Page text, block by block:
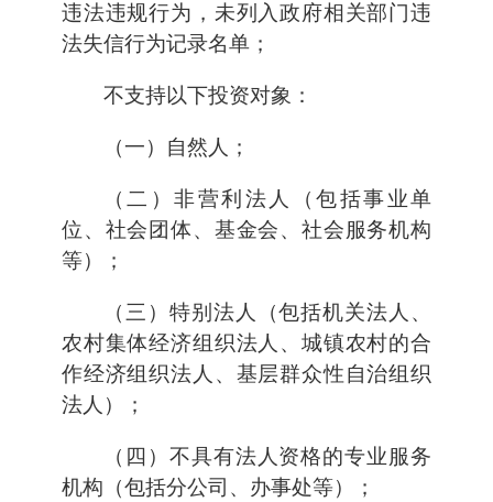
违法违规行为，未列入政府相关部门违
法失信行为记录名单；
不支持以下投资对象：
（一）自然人；
（二）非营利法人（包括事业单
位、社会团体、基金会、社会服务机构
等）；
（三）特别法人（包括机关法人、
农村集体经济组织法人、城镇农村的合
作经济组织法人、基层群众性自治组织
法人）；
（四）不具有法人资格的专业服务
机构（包括分公司、办事处等）；